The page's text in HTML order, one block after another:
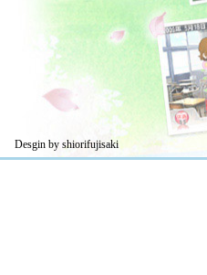
Desgin by shiorifujisaki